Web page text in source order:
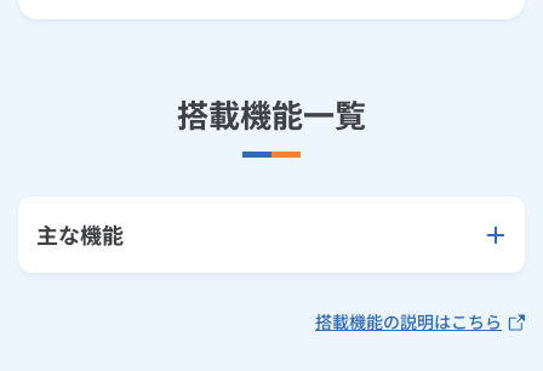
搭載機能一覧
主な機能
搭載機能の説明はこちら